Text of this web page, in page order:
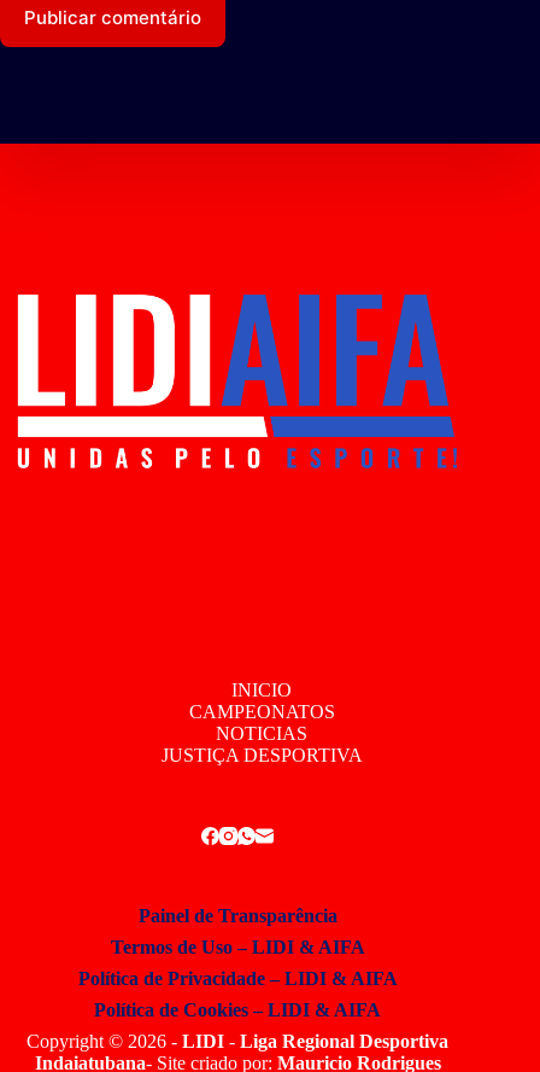
Publicar comentário
INICIO
CAMPEONATOS
NOTICIAS
JUSTIÇA DESPORTIVA
Painel de Transparência
Termos de Uso – LIDI & AIFA
Política de Privacidade – LIDI & AIFA
Política de Cookies – LIDI & AIFA
Copyright © 2026 -LIDI -Liga Regional Desportiva
Indaiatubana- Site criado por: Mauricio Rodrigues